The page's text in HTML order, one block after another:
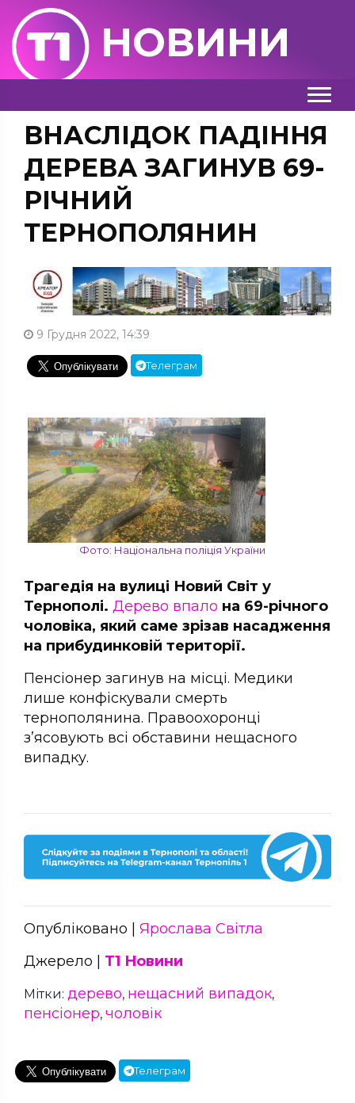
НОВИНИ
ВНАСЛІДОК ПАДІННЯ
ДЕРЕВА ЗАГИНУВ 69-
РІЧНИЙ
ТЕРНОПОЛЯНИН
9 Грудня 2022, 14:39
Телеграм
Фото: Національна поліція України
Трагедія на вулиці Новий Світ у
Тернополі. Дерево впало на 69-річного
чоловіка, який саме зрізав насадження
на прибудинковій території.
Пенсіонер загинув на місці. Медики
лише конфіскували смерть
тернополянина. Правоохоронці
з’ясовують всі обставини нещасного
випадку.
Опубліковано | Ярослава Світла
Джерело | Т1 Новини
Мітки: дерево, нещасний випадок,
пенсіонер, чоловік
Телеграм